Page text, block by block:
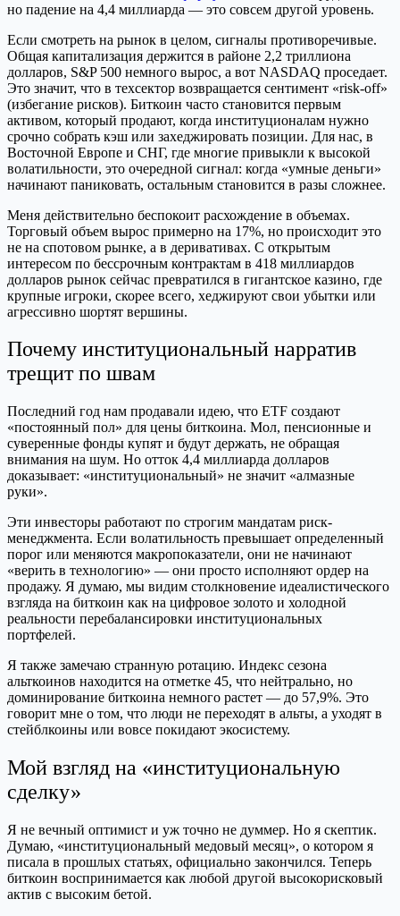
но падение на 4,4 миллиарда — это совсем другой уровень.
Если смотреть на рынок в целом, сигналы противоречивые.
Общая капитализация держится в районе 2,2 триллиона
долларов, S&P 500 немного вырос, а вот NASDAQ проседает.
Это значит, что в техсектор возвращается сентимент «risk-off»
(избегание рисков). Биткоин часто становится первым
активом, который продают, когда институционалам нужно
срочно собрать кэш или захеджировать позиции. Для нас, в
Восточной Европе и СНГ, где многие привыкли к высокой
волатильности, это очередной сигнал: когда «умные деньги»
начинают паниковать, остальным становится в разы сложнее.
Меня действительно беспокоит расхождение в объемах.
Торговый объем вырос примерно на 17%, но происходит это
не на спотовом рынке, а в деривативах. С открытым
интересом по бессрочным контрактам в 418 миллиардов
долларов рынок сейчас превратился в гигантское казино, где
крупные игроки, скорее всего, хеджируют свои убытки или
агрессивно шортят вершины.
Почему институциональный нарратив
трещит по швам
Последний год нам продавали идею, что ETF создают
«постоянный пол» для цены биткоина. Мол, пенсионные и
суверенные фонды купят и будут держать, не обращая
внимания на шум. Но отток 4,4 миллиарда долларов
доказывает: «институциональный» не значит «алмазные
руки».
Эти инвесторы работают по строгим мандатам риск-
менеджмента. Если волатильность превышает определенный
порог или меняются макропоказатели, они не начинают
«верить в технологию» — они просто исполняют ордер на
продажу. Я думаю, мы видим столкновение идеалистического
взгляда на биткоин как на цифровое золото и холодной
реальности перебалансировки институциональных
портфелей.
Я также замечаю странную ротацию. Индекс сезона
альткоинов находится на отметке 45, что нейтрально, но
доминирование биткоина немного растет — до 57,9%. Это
говорит мне о том, что люди не переходят в альты, а уходят в
стейблкоины или вовсе покидают экосистему.
Мой взгляд на «институциональную
сделку»
Я не вечный оптимист и уж точно не думмер. Но я скептик.
Думаю, «институциональный медовый месяц», о котором я
писала в прошлых статьях, официально закончился. Теперь
биткоин воспринимается как любой другой высокорисковый
актив с высоким бетой.